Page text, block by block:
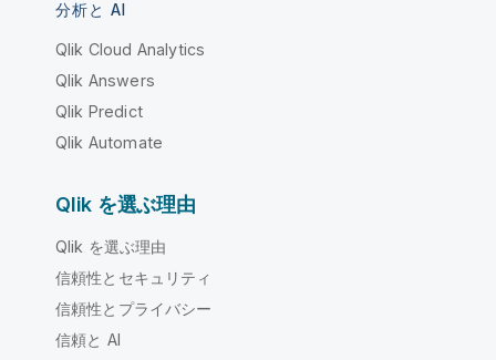
分析と AI
Qlik Cloud Analytics
Qlik Answers
Qlik Predict
Qlik Automate
Qlik を選ぶ理由
Qlik を選ぶ理由
信頼性とセキュリティ
信頼性とプライバシー
信頼と AI